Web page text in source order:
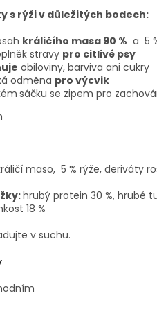
s rýži v důležitých bodech:
králičího masa 90 % a 5
stravy pro citlivé psy
obiloviny, barviva ani cukry
odměna pro výcvik
sáčku se zipem pro
maso, 5 % rýže, deriváty
hrubý protein 30 %, hrubé
18 %
v suchu.